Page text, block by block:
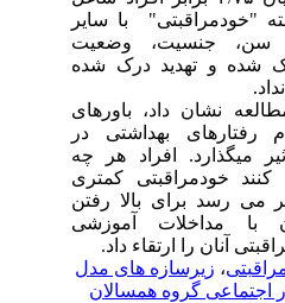
"خودمراقبتی" با سایر
سن، جنسیت، وضعیت
شده و تهدید درک شده
نشان داد، باورهای
رفتارهای بهداشتی در
می­گذارد. افراد هر چه
خودمراقبتی کمتری
می رسد برای بالا رفتن
با مداخلات آموزشی
آنان را ارتقاء داد.
،زیرسازه های مدل
گروه همسالان